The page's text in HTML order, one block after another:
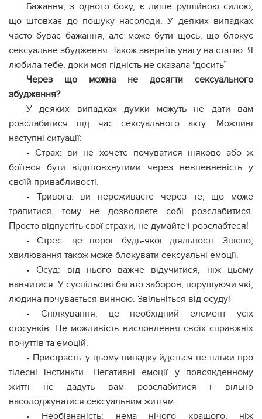
Бажання, з одного боку, є лише рушійною силою,
що штовхає до пошуку насолоди. У деяких випадках
часто буває бажання, але може бути щось, що блокує
сексуальне збудження. Також зверніть увагу на статтю: Я
любила тебе, доки моя гідність не сказала “досить”
Через що можна не досягти сексуального
збудження?
У деяких випадках думки можуть не дати вам
розслабитися під час сексуального акту. Можливі
наступні ситуації:
• Страх: ви не хочете почуватися ніяково або ж
боїтеся бути відштовхнутими через невпевненість у
своїй привабливості.
• Тривога: ви переживаєте через те, що може
трапитися, тому не дозволяєте собі розслабитися.
Просто відпустіть свої страхи, не думайте і розслабтеся!
• Стрес: це ворог будь-якої діяльності. Звісно,
хвилювання також може блокувати сексуальні емоції.
• Осуд: від нього важче відучитися, ніж цьому
навчитися. У суспільстві багато заборон, порушуючи які,
людина почувається винною. Звільніться від осуду!
• Спілкування: це необхідний елемент усіх
стосунків. Це можливість висловлення своїх справжніх
почуттів та емоцій.
• Пристрасть: у цьому випадку йдеться не тільки про
тілесні інстинкти. Негативні емоції у повсякденному
житті не дадуть вам розслабитися і вільно
насолоджуватися сексуальним життям.
• Необізнаність: нема нічого кращого, ніж